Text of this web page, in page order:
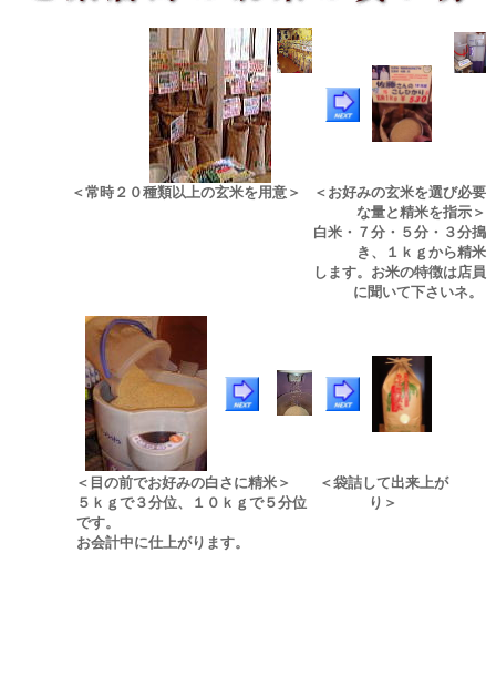
＜常時２０種類以上の玄米を用意＞
＜お好みの玄米を選び必要
な量と精米を指示＞
白米・７分・５分・３分搗
き、１ｋｇから精米
します。お米の特徴は店員
に聞いて下さいネ。
＜目の前でお好みの白さに精米＞
＜袋詰して出来上が
り＞
５ｋｇで３分位、１０ｋｇで５分位
です。
お会計中に仕上がります。